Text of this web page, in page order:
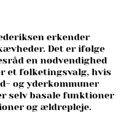
erkender
Det er ifølge
en nødvendighed
et folketingsvalg, hvis
og yderkommuner
selv basale funktioner
og ældrepleje.